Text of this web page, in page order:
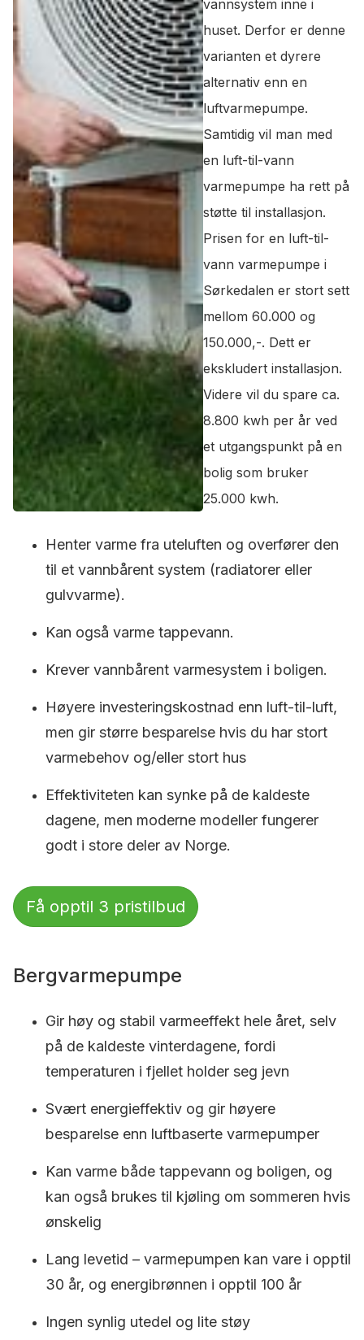
vannsystem inne i
huset. Derfor er denne
varianten et dyrere
alternativ enn en
luftvarmepumpe.
Samtidig vil man med
en luft-til-vann
varmepumpe ha rett på
støtte til installasjon.
Prisen for en luft-til-
vann varmepumpe i
Sørkedalen er stort sett
mellom 60.000 og
150.000,-. Dett er
ekskludert installasjon.
Videre vil du spare ca.
8.800 kwh per år ved
et utgangspunkt på en
bolig som bruker
25.000 kwh.
Henter varme fra uteluften og overfører den
til et vannbårent system (radiatorer eller
gulvvarme).
Kan også varme tappevann.
Krever vannbårent varmesystem i boligen.
Høyere investeringskostnad enn luft-til-luft,
men gir større besparelse hvis du har stort
varmebehov og/eller stort hus
Effektiviteten kan synke på de kaldeste
dagene, men moderne modeller fungerer
godt i store deler av Norge.
Få opptil 3 pristilbud
Bergvarmepumpe
Gir høy og stabil varmeeffekt hele året, selv
på de kaldeste vinterdagene, fordi
temperaturen i fjellet holder seg jevn
Svært energieffektiv og gir høyere
besparelse enn luftbaserte varmepumper
Kan varme både tappevann og boligen, og
kan også brukes til kjøling om sommeren hvis
ønskelig
Lang levetid – varmepumpen kan vare i opptil
30 år, og energibrønnen i opptil 100 år
Ingen synlig utedel og lite støy